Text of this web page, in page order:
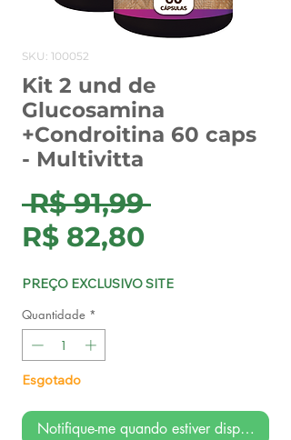
SKU: 100052
Kit 2 und de
Glucosamina
+Condroitina 60 caps
- Multivitta
R$ 91,99 Preço
R$ 82,80Preço
PREÇO EXCLUSIVO SITE
Quantidade *
Esgotado
Notifique-me quando estiver disponível